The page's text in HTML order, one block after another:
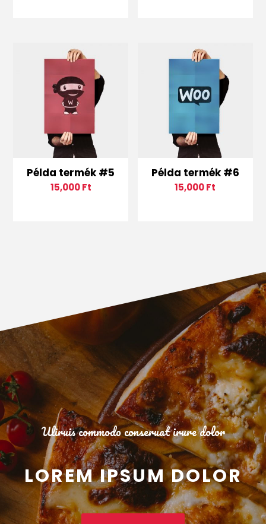
Példa termék #5
15,000Ft
Példa termék #6
15,000Ft
Uliruis commodo conseruat irure dolor
LOREM IPSUM DOLOR